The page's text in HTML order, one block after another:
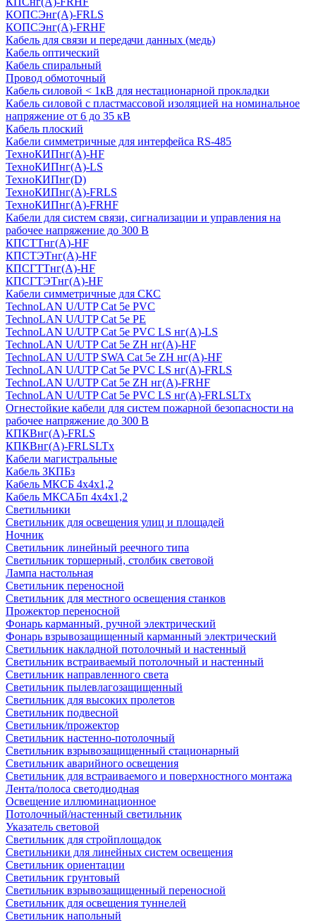
КОПСЭнг(А)-FRLS
КОПСЭнг(А)-FRHF
Кабель для связи и передачи данных (медь)
Кабель оптический
Кабель спиральный
Провод обмоточный
Кабель силовой < 1кВ для нестационарной прокладки
Кабель силовой с пластмассовой изоляцией на номинальное
напряжение от 6 до 35 кВ
Кабель плоский
Кабели симметричные для интерфейса RS-485
ТеxноКИПнг(A)-HF
ТеxноКИПнг(A)-LS
ТеxноКИПнг(D)
ТехноКИПнг(A)-FRLS
ТехноКИПнг(A)-FRHF
Кабели для систем связи, сигнализации и управления на
рабочее напряжение до 300 В
КПСТТнг(A)-HF
КПСТЭТнг(A)-HF
КПСГТТнг(A)-HF
КПСГТЭТнг(A)-HF
Кабели симметричные для СКС
TechnoLAN U/UTP Cat 5e PVC
TechnoLAN U/UTP Cat 5e PE
TechnoLAN U/UTP Cat 5e PVC LS нг(A)-LS
TechnoLAN U/UTP Cat 5e ZH нг(A)-HF
TechnoLAN U/UTP SWA Cat 5e ZH нг(A)-HF
TechnoLAN U/UTP Cat 5e PVC LS нг(A)-FRLS
TechnoLAN U/UTP Cat 5e ZH нг(A)-FRHF
TechnoLAN U/UTP Cat 5e PVC LS нг(A)-FRLSLTx
Огнестойкие кабели для систем пожарной безопасности на
рабочее напряжение до 300 В
КПКВнг(A)-FRLS
КПКВнг(A)-FRLSLTx
Кабели магистральные
Кабель ЗКПБз
Кабель МКСБ 4х4х1,2
Кабель МКСАБп 4х4х1,2
Светильники
Светильник для освещения улиц и площадей
Ночник
Светильник линейный реечного типа
Светильник торшерный, столбик световой
Лампа настольная
Светильник переносной
Светильник для местного освещения станков
Прожектор переносной
Фонарь карманный, ручной электрический
Фонарь взрывозащищенный карманный электрический
Светильник накладной потолочный и настенный
Светильник встраиваемый потолочный и настенный
Светильник направленного света
Светильник пылевлагозащищенный
Светильник для высоких пролетов
Светильник подвесной
Светильник/прожектор
Светильник настенно-потолочный
Светильник взрывозащищенный стационарный
Светильник аварийного освещения
Светильник для встраиваемого и поверхностного монтажа
Лента/полоса светодиодная
Освещение иллюминационное
Потолочный/настенный светильник
Указатель световой
Светильник для стройплощадок
Светильники для линейных систем освещения
Светильник ориентации
Светильник грунтовый
Светильник взрывозащищенный переносной
Светильник для освещения туннелей
Светильник напольный